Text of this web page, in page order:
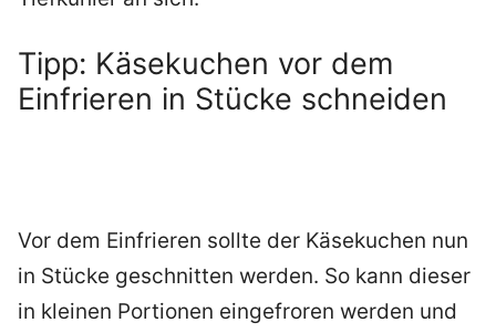
Tipp: Käsekuchen vor dem
Einfrieren in Stücke schneiden
Vor dem Einfrieren sollte der Käsekuchen nun
in Stücke geschnitten werden. So kann dieser
in kleinen Portionen eingefroren werden und